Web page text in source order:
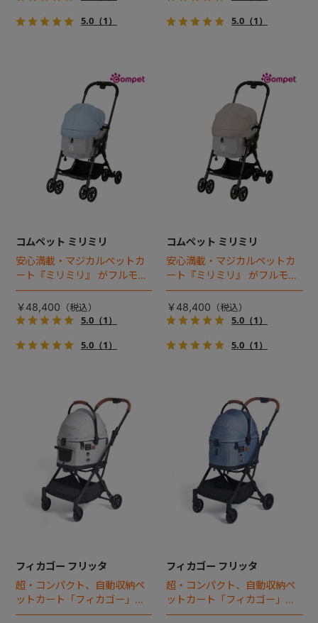
5.0（1）
5.0（1）
コムペット ミリミリ
安心満載・マジカルペットカ
ート『ミリミリ』 がフルモデ
ルチェンジ。 新機能「マジカ
ルフォールディング」搭載
￥48,400
5.0（1）
5.0（1）
コムペット ミリミリ
安心満載・マジカルペットカ
ート『ミリミリ』 がフルモデ
ルチェンジ。 新機能「マジカ
ルフォールディング」搭載
￥48,400
5.0（1）
5.0（1）
フィカゴー フリッタ
超・コンパクト、自動収納ペ
ットカート「フィカゴー」に
キャビン着脱タイプが新登
フィカゴー フリッタ
超・コンパクト、自動収納ペ
ットカート「フィカゴー」に
キャビン着脱タイプが新登